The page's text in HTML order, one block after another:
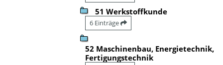
51 Werkstoffkunde
6 Einträge
52 Maschinenbau, Energietechnik,
Fertigungstechnik